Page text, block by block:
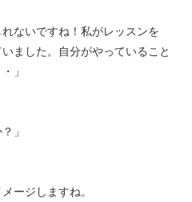
ないですね！私がレッスンを
ました。自分がやっていること
」
」
ージしますね。